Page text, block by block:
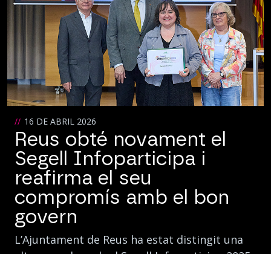
16 DE ABRIL 2026
Reus obté novament el
Segell Infoparticipa i
reafirma el seu
compromís amb el bon
govern
L’Ajuntament de Reus ha estat distingit una